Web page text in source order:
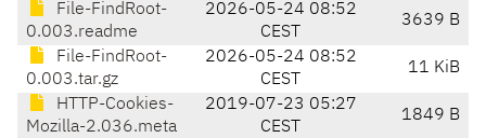
File-FindRoot-
0.003.readme
2026-05-24 08:52
CEST
3639 B
File-FindRoot-
0.003.tar.gz
2026-05-24 08:52
CEST
11 KiB
HTTP-Cookies-
Mozilla-2.036.meta
2019-07-23 05:27
CEST
1849 B